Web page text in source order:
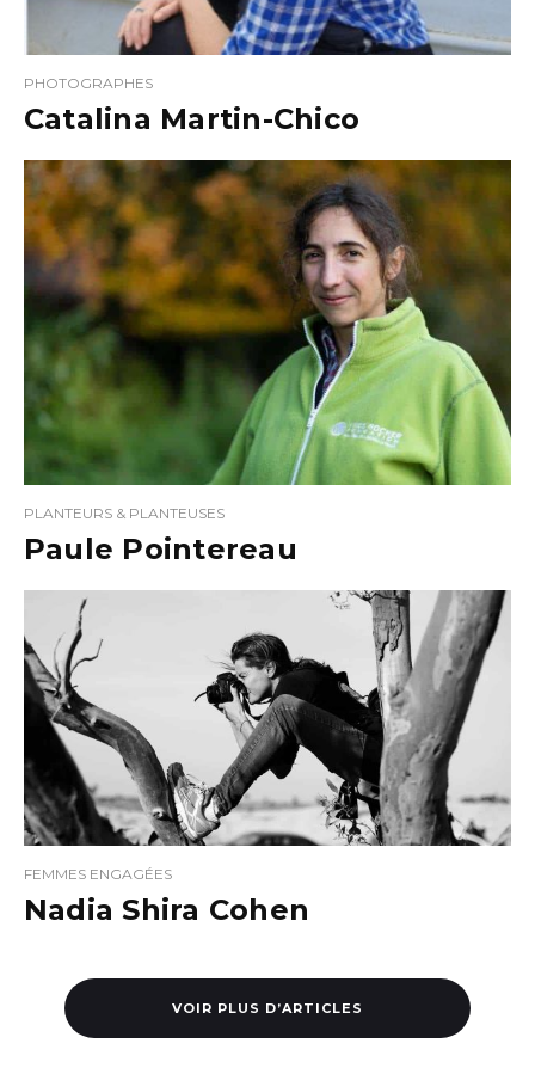
PHOTOGRAPHES
Catalina Martin-Chico
PLANTEURS & PLANTEUSES
Paule Pointereau
FEMMES ENGAGÉES
Nadia Shira Cohen
VOIR PLUS D’ARTICLES